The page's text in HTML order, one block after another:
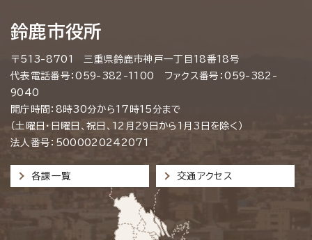
鈴鹿市役所
〒513-8701 三重県鈴鹿市神戸一丁目18番18号
代表電話番号：059-382-1100 ファクス番号：059-382-
9040
開庁時間：8時30分から17時15分まで
（土曜日・日曜日、祝日、12月29日から1月3日を除く）
法人番号：5000020242071
各課一覧 交通アクセス